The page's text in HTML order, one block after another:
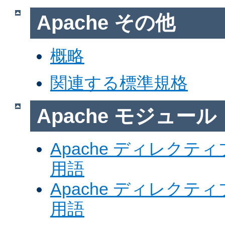
Apache その他
概略
関連する標準規格
Apache モジュール
Apache ディレクテ
用語
Apache ディレクテ
用語